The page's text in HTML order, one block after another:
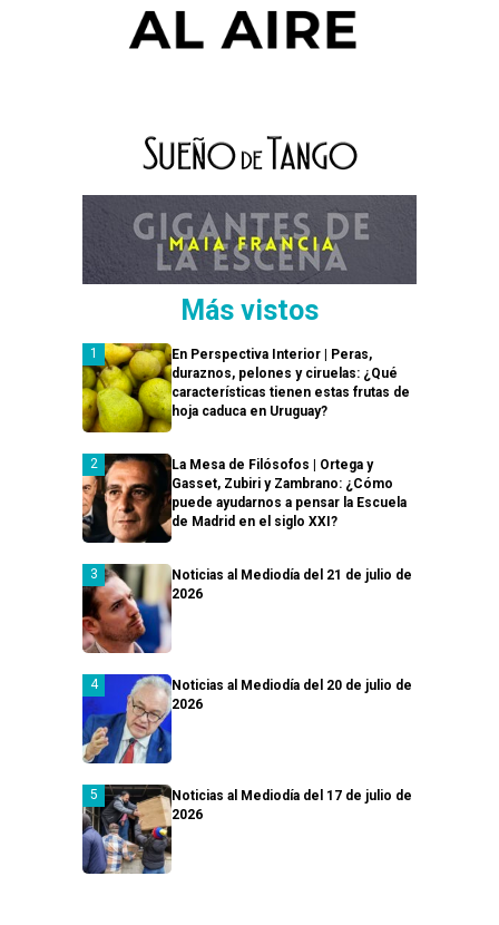
Más vistos
En Perspectiva Interior | Peras,
duraznos, pelones y ciruelas: ¿Qué
características tienen estas frutas de
hoja caduca en Uruguay?
La Mesa de Filósofos | Ortega y
Gasset, Zubiri y Zambrano: ¿Cómo
puede ayudarnos a pensar la Escuela
de Madrid en el siglo XXI?
Noticias al Mediodía del 21 de julio de
2026
Noticias al Mediodía del 20 de julio de
2026
Noticias al Mediodía del 17 de julio de
2026